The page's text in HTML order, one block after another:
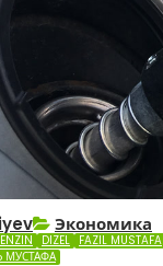
Экономика
DIZEL FAZIL MUSTAFA
МУСТАФА